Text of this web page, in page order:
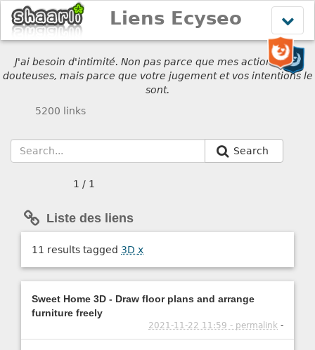
le
menu
Liens Ecyseo
J'ai besoin d'intimité. Non pas parce que mes actions sont
douteuses, mais parce que votre jugement et vos intentions le
sont.
5200 links
Search
1 / 1
Liste des liens
11 results tagged 3D x
Sweet Home 3D - Draw floor plans and arrange
furniture freely
2021-11-22 11:59 - permalink -